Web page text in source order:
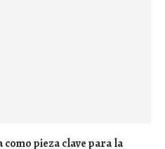
pieza clave para la